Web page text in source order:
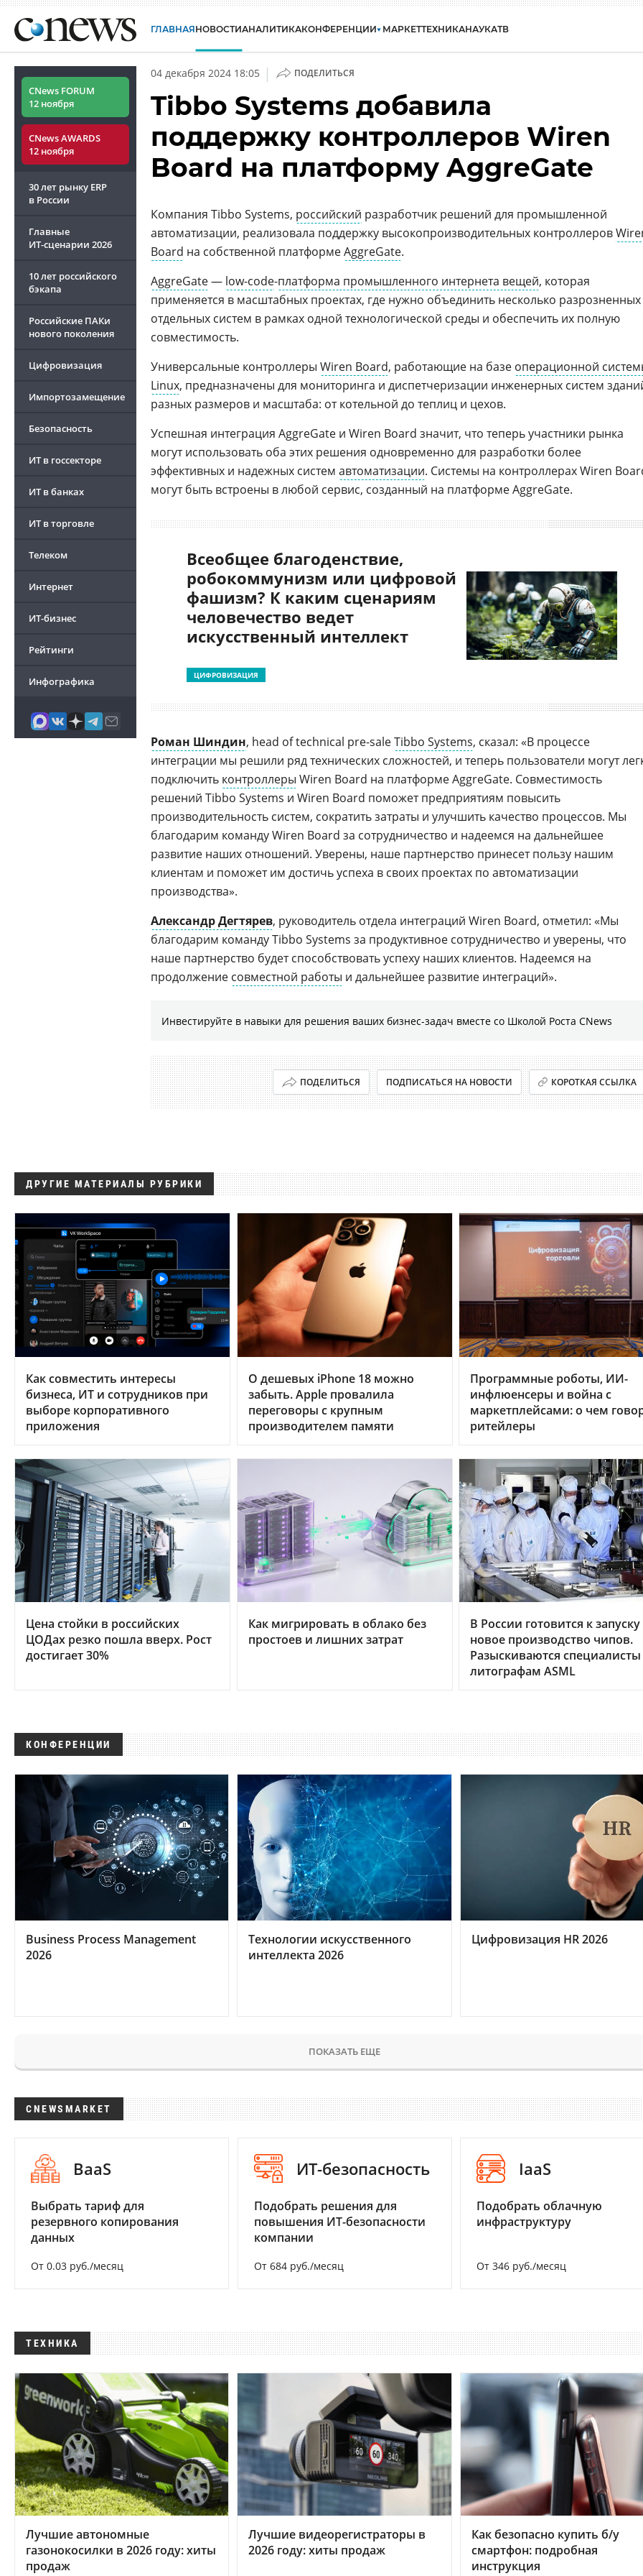
ГЛАВНАЯНОВОСТИАНАЛИТИКАКОНФЕРЕНЦИИ МАРКЕТТЕХНИКАНАУКАТВ
CNews FORUM
12 ноября
CNews AWARDS
12 ноября
30 лет рынку ERP
в России
Главные
ИТ-сценарии 2026
10 лет российского
бэкапа
Российские ПАКи
нового поколения
Цифровизация
Импортозамещение
Безопасность
ИТ в госсекторе
ИТ в банках
ИТ в торговле
Телеком
Интернет
ИТ-бизнес
Рейтинги
Инфографика
04 декабря 2024 18:05 | ПОДЕЛИТЬСЯ
Tibbo Systems добавила
поддержку контроллеров Wiren
Board на платформу AggreGate
Компания Tibbo Systems, российский разработчик решений для промышленной
автоматизации, реализовала поддержку высокопроизводительных контроллеров
Board на собственной платформеAggreGate.
AggreGate— low-code-платформа промышленного интернета вещей, которая
применяется в масштабных проектах, где нужно объединить несколько разрозненных
отдельных систем в рамках одной технологической среды и обеспечить их полную
совместимость.
Универсальные контроллеры Wiren Board, работающие на базе операционной
Linux, предназначены для мониторинга и диспетчеризации инженерных систем
разных размеров и масштаба: от котельной до теплиц и цехов.
Успешная интеграция AggreGate и Wiren Board значит, что теперь участники рынка
могут использовать оба этих решения одновременно для разработки более
эффективных и надежных систем автоматизации. Системы на контроллерах Wiren
могут быть встроены в любой сервис, созданный на платформе AggreGate.
Всеобщее благоденствие,
робокоммунизм или цифровой
фашизм? К каким сценариям
человечество ведет
искусственный интеллект
ЦИФРОВИЗАЦИЯ
Роман Шиндин, head of technical pre-saleTibbo Systems, сказал: «В процессе
интеграции мы решили ряд технических сложностей, и теперь пользователи могут
подключить контроллеры Wiren Board на платформе AggreGate. Совместимость
решений Tibbo Systems и Wiren Board поможет предприятиям повысить
производительность систем, сократить затраты и улучшить качество процессов. Мы
благодарим команду Wiren Board за сотрудничество и надеемся на дальнейшее
развитие наших отношений. Уверены, наше партнерство принесет пользу нашим
клиентам и поможет им достичь успеха в своих проектах по автоматизации
производства».
Александр Дегтярев, руководитель отдела интеграций Wiren Board, отметил: «Мы
благодарим команду Tibbo Systems за продуктивное сотрудничество и уверены, что
наше партнерство будет способствовать успеху наших клиентов. Надеемся на
продолжение совместной работы и дальнейшее развитие интеграций».
Инвестируйте в навыки для решения ваших бизнес-задач вместе со Школой Роста CNews
ПОДЕЛИТЬСЯ ПОДПИСАТЬСЯ НА НОВОСТИ КОРОТКАЯ ССЫЛКА
ДРУГИЕ МАТЕРИАЛЫ РУБРИКИ
Как совместить интересы
бизнеса, ИТ и сотрудников при
выборе корпоративного
приложения
О дешевых iPhone 18 можно
забыть. Apple провалила
переговоры с крупным
производителем памяти
Программные роботы, ИИ-
инфлюенсеры и война с
маркетплейсами: о чем
ритейлеры
Цена стойки в российских
ЦОДах резко пошла вверх. Рост
достигает 30%
Как мигрировать в облако без
простоев и лишних затрат
В России готовится к запуску
новое производство чипов.
Разыскиваются
литографам ASML
КОНФЕРЕНЦИИ
Business Process Management
2026
Технологии искусственного
интеллекта 2026
Цифровизация HR 2026
ПОКАЗАТЬ ЕЩЕ
CNEWSMARKET
BaaS
Выбрать тариф для
резервного копирования
данных
От 0.03 руб./месяц
ИТ-безопасность
Подобрать решения для
повышения ИТ-безопасности
компании
От 684 руб./месяц
IaaS
Подобрать облачную
инфраструктуру
От 346 руб./месяц
ТЕХНИКА
Лучшие автономные
газонокосилки в 2026 году: хиты
продаж
Лучшие видеорегистраторы в
2026 году: хиты продаж
Как безопасно купить б/у
смартфон: подробная
инструкция